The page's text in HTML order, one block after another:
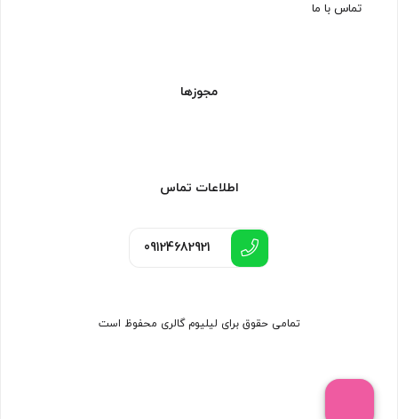
تماس با ما
مجوزها
اطلاعات تماس
09124682921
تمامی حقوق برای لیلیوم گالری محفوظ است